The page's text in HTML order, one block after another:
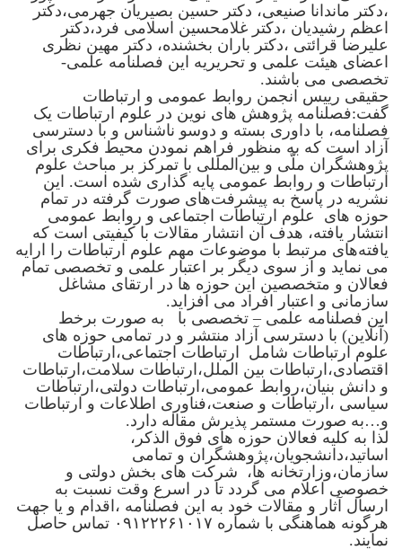
،دکتر ماندانا صنیعی، دکتر حسین بصیریان جهرمی،دکتر
اعظم رشیدیان ،دکتر غلامحسین اسلامی فرد،دکتر
علیرضا قرائتی ،دکتر باران بخشنده، دکتر مهین نظری
اعضای هیئت علمی و تحریریه این فصلنامه علمی-
تخصصی می باشند.
حقیقی رییس انجمن روابط عمومی و ارتباطات
گفت:فصلنامه پژوهش های نوین در علوم ارتباطات یک
فصلنامه، با داوری بسته و دوسو ناشناس و با دسترسی
آزاد است که به منظور فراهم نمودن محیط فکری برای
پژوهشگران ملّی و بین‌المللی با تمرکز بر مباحث علوم
ارتباطات و روابط عمومی پایه گذاری شده است. این
نشریه در پاسخ به پیشرفت‌های صورت گرفته در تمام
حوزه های علوم ارتباطات اجتماعی و روابط عمومی
انتشار یافته، هدف آن انتشار مقالات با کیفیتی است که
یافته‌های مرتبط با موضوعات مهم علوم ارتباطات را ارایه
می‌ نماید و از سوی دیگر بر اعتبار علمی و تخصصی تمام
فعالان و متخصصین این حوزه ها در ارتقای مشاغل
سازمانی و اعتبار افراد می افزاید.
این فصلنامه علمی – تخصصی با به صورت برخط
(آنلاین) با دسترسی آزاد منتشر و در تمامی حوزه های
علوم ارتباطات شامل ارتباطات اجتماعی،ارتباطات
اقتصادی،ارتباطات بین الملل،ارتباطات سلامت،ارتباطات
و دانش بنیان،روابط عمومی،ارتباطات دولتی،ارتباطات
سیاسی ،ارتباطات و صنعت،فناوری اطلاعات و ارتباطات
و…به صورت مستمر پذیرش مقاله دارد.
لذا به کلیه فعالان حوزه های فوق الذکر،
اساتید،دانشجویان،پژوهشگران و تمامی
سازمان،وزارتخانه ها، شرکت های بخش دولتی و
خصوصی اعلام می گردد تا در اسرع وقت نسبت به
ارسال آثار و مقالات خود به این فصلنامه ،اقدام و یا جهت
هرگونه هماهنگی با شماره ۰۹۱۲۲۲۶۱۰۱۷ تماس حاصل
نمایند.